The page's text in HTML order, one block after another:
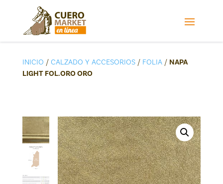
INICIO / CALZADO Y ACCESORIOS/ FOLIA/ NAPA
LIGHT FOL.ORO ORO